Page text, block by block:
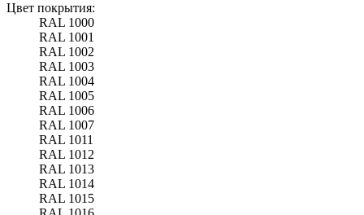
Цвет покрытия:
RAL 1000
RAL 1001
RAL 1002
RAL 1003
RAL 1004
RAL 1005
RAL 1006
RAL 1007
RAL 1011
RAL 1012
RAL 1013
RAL 1014
RAL 1015